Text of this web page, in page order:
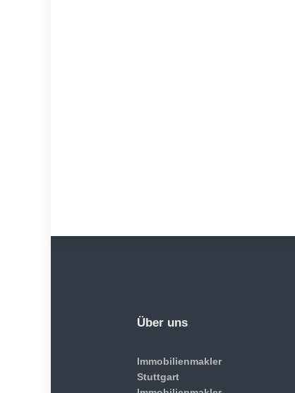
Über uns
Immobilienmakler
Stuttgart